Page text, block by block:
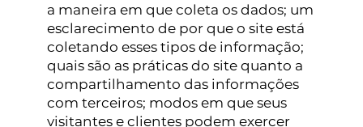
a maneira em que coleta os dados; um
esclarecimento de por que o site está
coletando esses tipos de informação;
quais são as práticas do site quanto a
compartilhamento das informações
com terceiros; modos em que seus
visitantes e clientes podem exercer